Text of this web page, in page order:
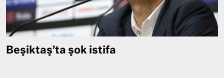
Beşiktaş’ta şok istifa